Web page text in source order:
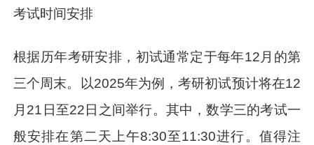
考试时间安排
根据历年考研安排，初试通常定于每年12月的第
三个周末。以2025年为例，考研初试预计将在12
月21日至22日之间举行。其中，数学三的考试一
般安排在第二天上午8:30至11:30进行。值得注